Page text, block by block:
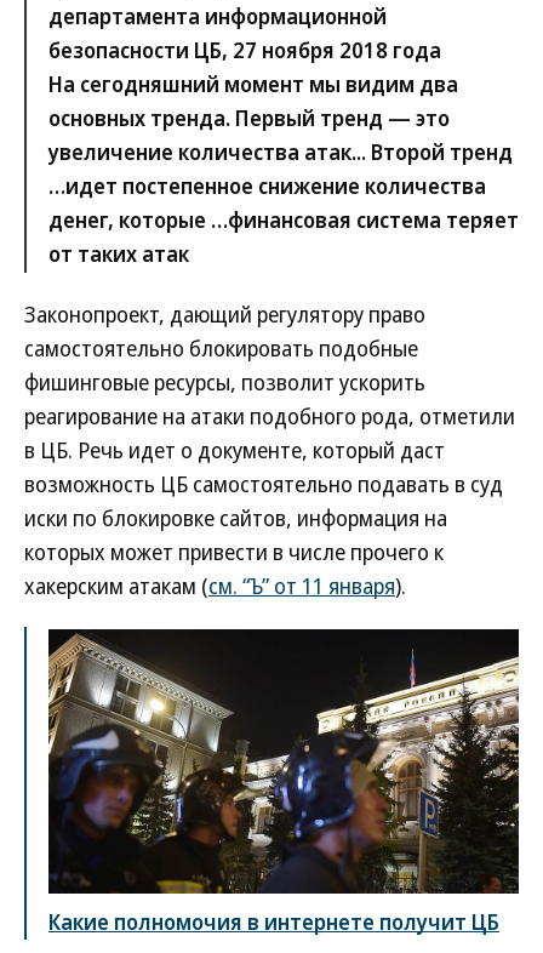
департамента информационной
безопасности ЦБ, 27 ноября 2018 года
На сегодняшний момент мы видим два
основных тренда. Первый тренд — это
увеличение количества атак... Второй тренд
…идет постепенное снижение количества
денег, которые …финансовая система теряет
от таких атак
Законопроект, дающий регулятору право
самостоятельно блокировать подобные
фишинговые ресурсы, позволит ускорить
реагирование на атаки подобного рода, отметили
в ЦБ. Речь идет о документе, который даст
возможность ЦБ самостоятельно подавать в суд
иски по блокировке сайтов, информация на
которых может привести в числе прочего к
хакерским атакам (см. “Ъ” от 11 января).
Какие полномочия в интернете получит ЦБ